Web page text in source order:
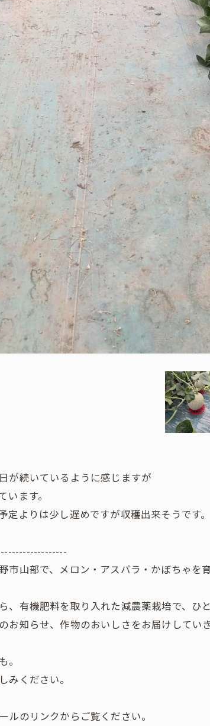
が続いているように感じますが
います。
定よりは少し遅めですが収穫出来そうです。
市山部で、メロン・アスパラ・かぼちゃを育
、有機肥料を取り入れた減農薬栽培で、ひ
お知らせ、作物のおいしさをお届けしていき
。
みください。
ルのリンクからご覧ください。